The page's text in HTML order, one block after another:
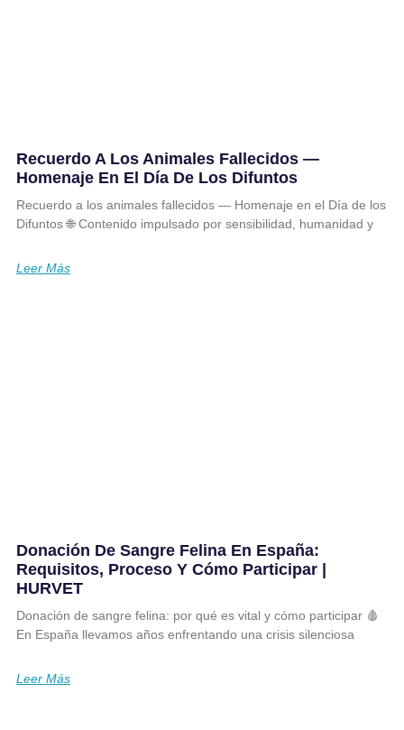
Recuerdo A Los Animales Fallecidos —
Homenaje En El Día De Los Difuntos
Recuerdo a los animales fallecidos — Homenaje en el Día de los
Difuntos 🌐 Contenido impulsado por sensibilidad, humanidad y
Leer Más
Donación De Sangre Felina En España:
Requisitos, Proceso Y Cómo Participar |
HURVET
Donación de sangre felina: por qué es vital y cómo participar 🩸
En España llevamos años enfrentando una crisis silenciosa
Leer Más